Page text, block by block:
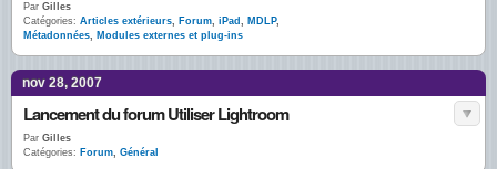
Par Gilles
Catégories: Articles extérieurs, Forum, iPad , MDLP,
Métadonnées, Modules externes et plug-ins
nov 28, 2007
Lancement du forum Utiliser Lightroom
Par Gilles
Catégories: Forum, Général